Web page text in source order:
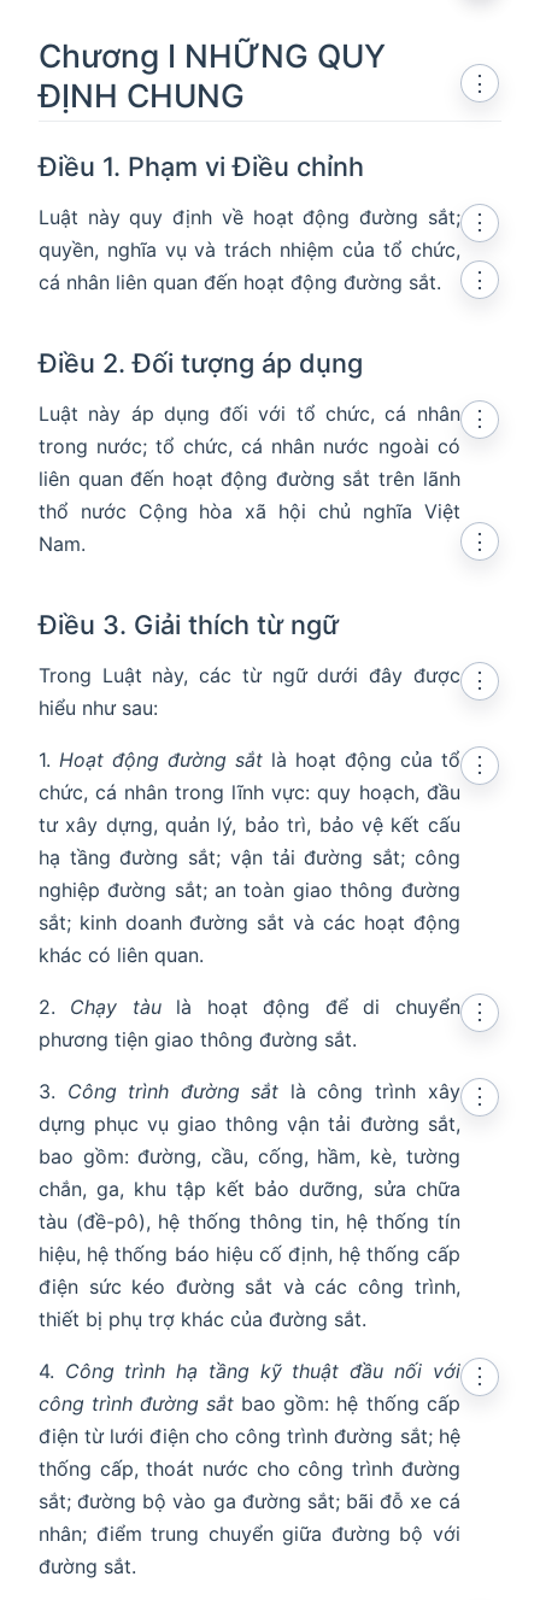
Chương I NHỮNG QUY
ĐỊNH CHUNG
Điều 1. Phạm vi Điều chỉnh
⋮
Luật này quy định về hoạt động đường sắt;
quyền, nghĩa vụ và trách nhiệm của tổ chức,
cá nhân liên quan đến hoạt động đường sắt.
⋮
Điều 2. Đối tượng áp dụng
⋮
Luật này áp dụng đối với tổ chức, cá nhân
trong nước; tổ chức, cá nhân nước ngoài có
liên quan đến hoạt động đường sắt trên lãnh
thổ nước Cộng hòa xã hội chủ nghĩa Việt
Nam.
⋮
Điều 3. Giải thích từ ngữ
⋮
Trong Luật này, các từ ngữ dưới đây được
hiểu như sau:
⋮
1. Hoạt động đường sắtlà hoạt động của tổ
chức, cá nhân trong lĩnh vực: quy hoạch, đầu
tư xây dựng, quản lý, bảo trì, bảo vệ kết cấu
hạ tầng đường sắt; vận tải đường sắt; công
nghiệp đường sắt; an toàn giao thông đường
sắt; kinh doanh đường sắt và các hoạt động
khác có liên quan.
⋮
2. Chạy tàulà hoạt động để di chuyển
phương tiện giao thông đường sắt.
⋮
3. Công trình đường sắt là công trình xây
dựng phục vụ giao thông vận tải đường sắt,
bao gồm: đường, cầu, cống, hầm, kè, tường
chắn, ga, khu tập kết bảo dưỡng, sửa chữa
tàu (đề-pô), hệ thống thông tin, hệ thống tín
hiệu, hệ thống báo hiệu cố định, hệ thống cấp
điện sức kéo đường sắt và các công trình,
thiết bị phụ trợ khác của đường sắt.
⋮
4. Công trình hạ tầng kỹ thuật đầu nối với
công trình đường sắt bao gồm: hệ thống cấp
điện từ lưới điện cho công trình đường sắt; hệ
thống cấp, thoát nước cho công trình đường
sắt; đường bộ vào ga đường sắt; bãi đỗ xe cá
nhân; điểm trung chuyển giữa đường bộ với
đường sắt.
⋮